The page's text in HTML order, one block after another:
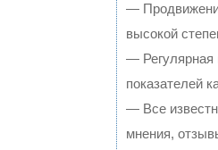
—
высокой
— Регулярная
показателей
— Все
мнения,